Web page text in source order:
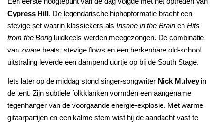
Een eerste hoogtepunt van de dag volgde met het optreden van
Cypress Hill . De legendarische hiphopformatie bracht een
stevige set waarin klassiekers als Insane in the Brain en Hits
from the Bong luidkeels werden meegezongen. De combinatie
van zware beats, stevige flows en een herkenbare old-school
uitstraling leverde een dampend uurtje op bij de South Stage.
Iets later op de middag stond singer-songwriter Nick Mulveyin
de tent. Zijn subtiele folkklanken vormden een aangename
tegenhanger van de voorgaande energie-explosie. Met warme
gitaarpartijen en een kalme stem wist hij de aandacht vast te